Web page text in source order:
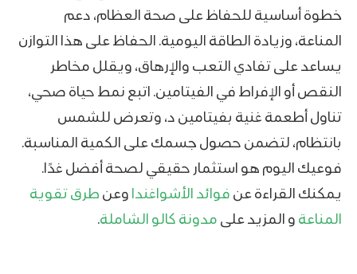
خطوة أساسية للحفاظ على صحة العظام، دعم
المناعة، وزيادة الطاقة اليومية. الحفاظ على هذا التوازن
يساعد على تفادي التعب والإرهاق، ويقلل مخاطر
النقص أو الإفراط في الفيتامين. اتبع نمط حياة صحي،
تناول أطعمة غنية بفيتامين د، وتعرض للشمس
بانتظام، لتضمن حصول جسمك على الكمية المناسبة.
فوعيك اليوم هو استثمار حقيقي لصحة أفضل غدًا.
يمكنك القراءة عن فوائد الأشواغندا وعن طرق تقوية
المناعة و المزيد على مدونة كالو الشاملة.